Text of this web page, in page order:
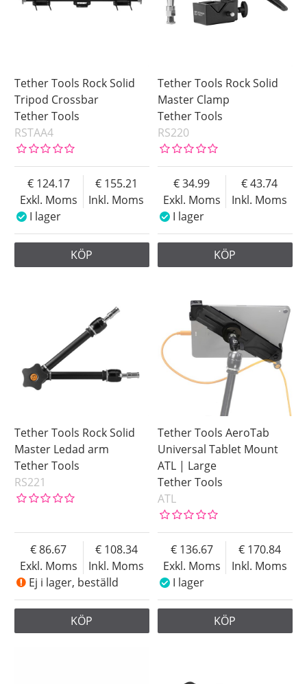
Tether Tools Rock Solid
Tripod Crossbar
Tether Tools
RSTAA4
Exkl. Moms
124.17
Inkl. Moms
155.21
I lager
KÖP
Tether Tools Rock Solid
Master Clamp
Tether Tools
RS220
Exkl. Moms
34.99
Inkl. Moms
43.74
I lager
KÖP
Tether Tools Rock Solid
Master Ledad arm
Tether Tools
RS221
Exkl. Moms
86.67
Inkl. Moms
108.34
Ej i lager, beställd
KÖP
Tether Tools AeroTab
Universal Tablet Mount
ATL | Large
Tether Tools
ATL
Exkl. Moms
136.67
Inkl. Moms
170.84
I lager
KÖP